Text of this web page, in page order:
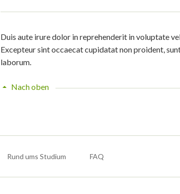
Duis aute irure dolor in reprehenderit in voluptate
Excepteur sint occaecat cupidatat non proident,
laborum.
Nach oben
Rund ums Studium FAQ